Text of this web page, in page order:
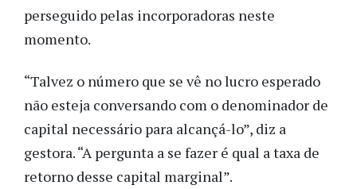
perseguido pelas incorporadoras neste
momento.
“Talvez o número que se vê no lucro esperado
não esteja conversando com o denominador de
capital necessário para alcançá-lo”, diz a
gestora. “A pergunta a se fazer é qual a taxa de
retorno desse capital marginal”.